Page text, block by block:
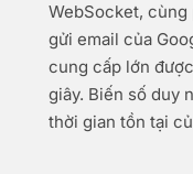
WebSocket, cùng
gửi email của
cung cấp lớn
giây. Biến số duy
thời gian tồn tại